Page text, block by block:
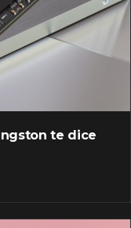
te dice